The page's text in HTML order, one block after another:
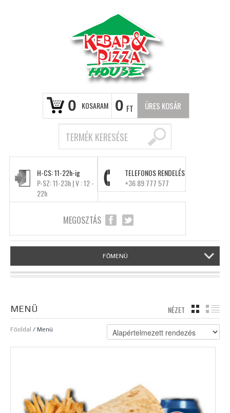
0 KOSARAM 0 FT ÜRES KOSÁR
H-CS: 11-22h-ig
P-SZ: 11-23h | V : 12 -
22h
TELEFONOS RENDELÉS
+36 89 777 577
MEGOSZTÁS
FŐMENÜ
MENÜ NÉZET
Főoldal / Menü